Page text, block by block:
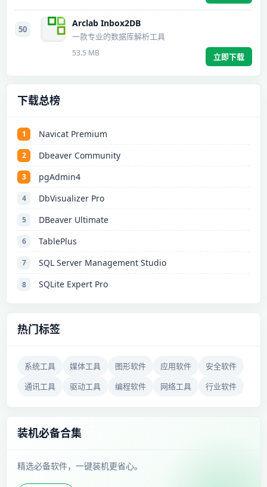
50
Arclab Inbox2DB
一款专业的数据库解析工具
53.5 MB 立即下载
下载总榜
1 Navicat Premium
2 Dbeaver Community
3 pgAdmin4
4 DbVisualizer Pro
5 DBeaver Ultimate
6 TablePlus
7 SQL Server Management Studio
8 SQLite Expert Pro
热门标签
系统工具 媒体工具 图形软件 应用软件
安全软件
通讯工具
驱动工具 编程软件 网络工具 行业软件
装机必备合集
精选必备软件，一键装机更省心。